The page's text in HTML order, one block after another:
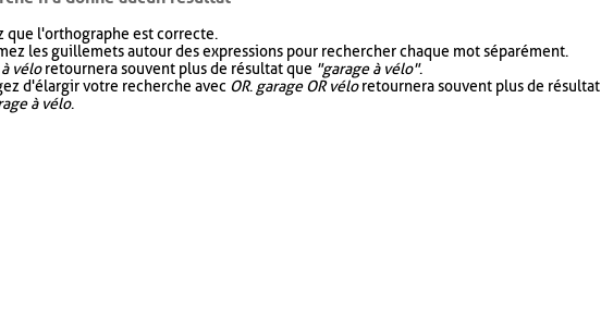
que l'orthographe est correcte.
les guillemets autour des expressions pour rechercher chaque mot séparément.
véloretournera souvent plus de résultat que "garage à vélo".
d'élargir votre recherche avec OR. garage OR véloretournera souvent plus de résultat
à vélo.